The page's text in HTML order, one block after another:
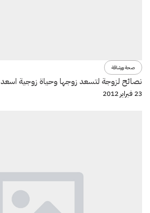
صحة ورشاقة
نصائح لزوجة لتسعد زوجها وحياة زوجية اسعد
23 فبراير 2012